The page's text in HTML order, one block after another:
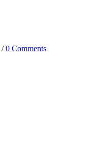
/ 0 Comments